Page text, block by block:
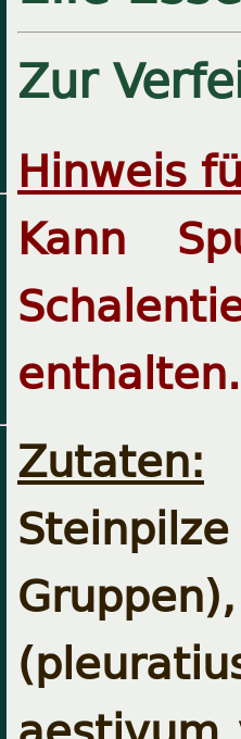
Zur
Hinweis
Kann
enthalten.
Zutaten: